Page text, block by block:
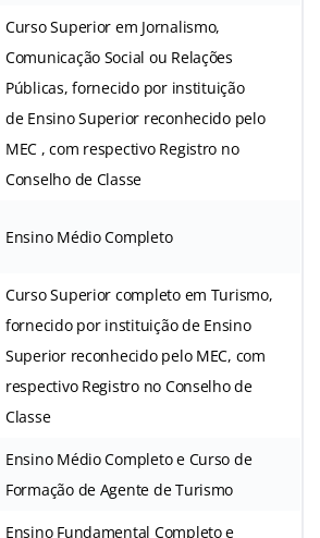
Curso Superior em Jornalismo,
Comunicação Social ou Relações
Públicas, fornecido por instituição
de Ensino Superior reconhecido pelo
MEC , com respectivo Registro no
Conselho de Classe
Ensino Médio Completo
Curso Superior completo em Turismo,
fornecido por instituição de Ensino
Superior reconhecido pelo MEC, com
respectivo Registro no Conselho de
Classe
Ensino Médio Completo e Curso de
Formação de Agente de Turismo
Ensino Fundamental Completo e